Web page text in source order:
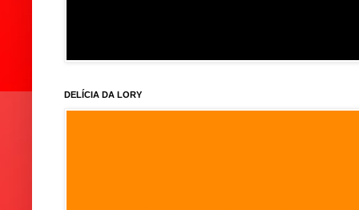
DELÍCIA DA LORY